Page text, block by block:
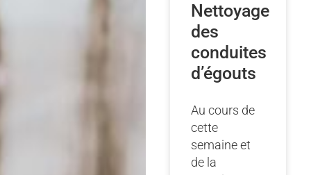
Nettoyage
des
conduites
d’égouts
Au cours de
cette
semaine et
de la